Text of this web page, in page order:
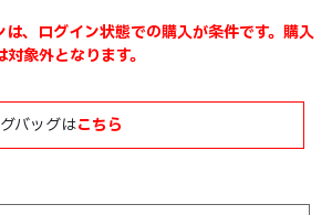
、ログイン状態での購入が条件です。購入
象外となります。
バッグはこちら